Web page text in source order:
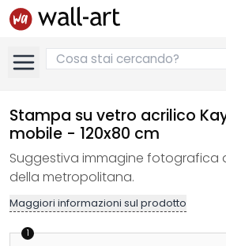
Stampa su vetro acrilico Kay
mobile - 120x80 cm
Suggestiva immagine fotografica
della metropolitana.
Maggiori informazioni sul prodotto
1